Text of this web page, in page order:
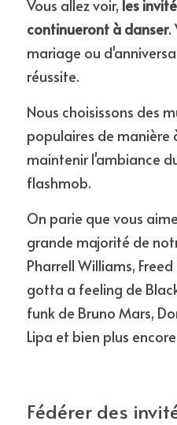
Vous allez voir, les
continueront à danser.
mariage ou
réussite.
Nous choisissons des
populaires de manière
maintenir l'ambiance
flashmob.
On parie que vous
grande majorité de
Pharrell Williams,
gotta a feeling de
funk de Bruno Mars,
Lipa et bien plus
Fédérer des